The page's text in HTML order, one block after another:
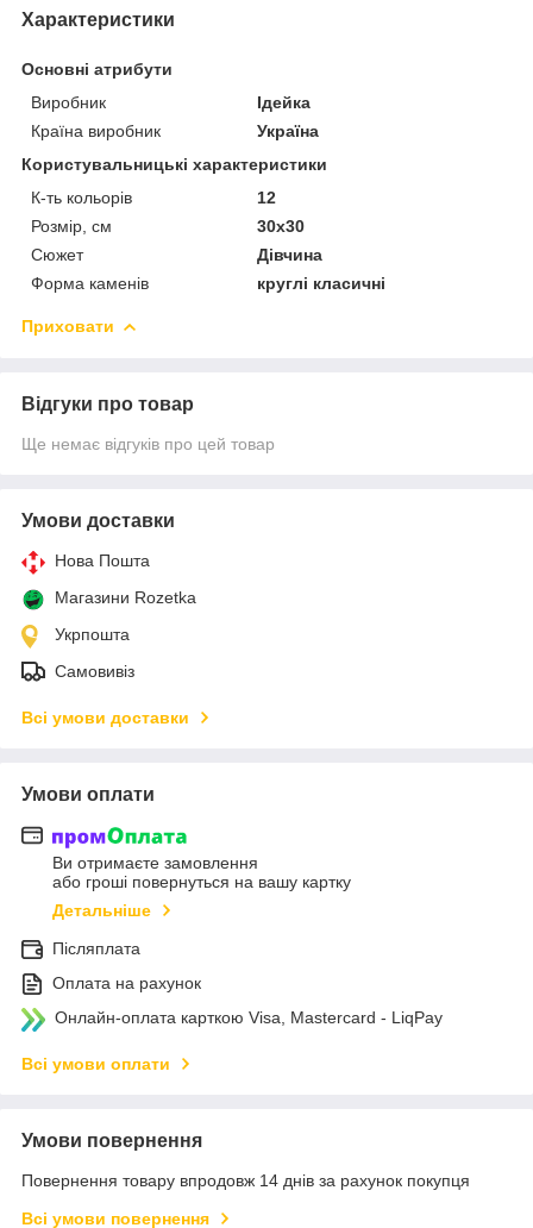
Характеристики
Основні атрибути
Виробник
Ідейка
Країна виробник
Україна
Користувальницькі характеристики
К-ть кольорiв
12
Розмір, см
30х30
Сюжет
Дівчина
Форма каменів
круглі класичні
Приховати
Відгуки про товар
Ще немає відгуків про цей товар
Умови доставки
Нова Пошта
Магазини Rozetka
Укрпошта
Самовивіз
Всі умови доставки
Умови оплати
Ви отримаєте замовлення
або гроші повернуться на вашу картку
Детальніше
Післяплата
Оплата на рахунок
Онлайн-оплата карткою Visa, Mastercard - LiqPay
Всі умови оплати
Умови повернення
Повернення товару впродовж 14 днів за рахунок покупця
Всі умови повернення